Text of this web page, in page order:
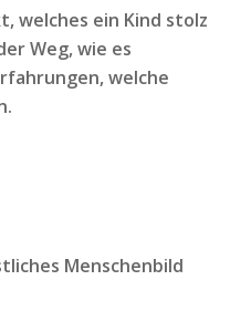
welches ein Kind stolz
Weg, wie es
welche
Menschenbild